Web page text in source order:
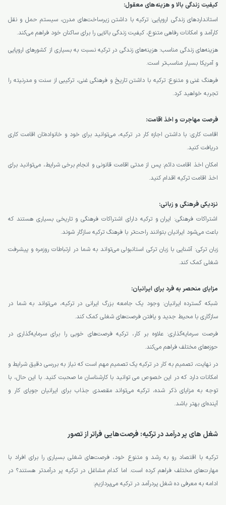
کیفیت زندگی بالا و هزینه‌های معقول:
استانداردهای زندگی اروپایی: ترکیه با داشتن زیرساخت‌های مدرن، سیستم حمل و نقل
کارآمد و امکانات رفاهی متنوع، کیفیت زندگی بالایی را برای ساکنان خود فراهم می‌کند.
هزینه‌های زندگی مناسب: هزینه‌های زندگی در ترکیه نسبت به بسیاری از کشورهای اروپایی
و آمریکا بسیار مناسب‌تر است.
فرهنگ غنی و متنوع: ترکیه با داشتن تاریخ و فرهنگی غنی، ترکیبی از سنت و مدرنیته را
تجربه خواهید کرد.
فرصت مهاجرت و اخذ اقامت:
اقامت کاری: با داشتن اجازه کار در ترکیه، می‌توانید برای خود و خانواده‌تان اقامت کاری
دریافت کنید.
امکان اخذ اقامت دائم: پس از مدتی اقامت قانونی و انجام برخی شرایط، می‌توانید برای
اخذ اقامت ترکیه اقدام کنید.
نزدیکی فرهنگی و زبانی:
اشتراکات فرهنگی: ایران و ترکیه دارای اشتراکات فرهنگی و تاریخی بسیاری هستند که
باعث می‌شود ایرانیان بتوانند راحت‌تر با فرهنگ ترکیه سازگار شوند.
زبان ترکی: آشنایی با زبان ترکی استانبولی می‌تواند به شما در ارتباطات روزمره و پیشرفت
شغلی کمک کند.
مزایای منحصر به فرد برای ایرانیان:
شبکه گسترده ایرانیان: وجود یک جامعه بزرگ ایرانی در ترکیه، می‌تواند به شما در
سازگاری با محیط جدید و یافتن فرصت‌های شغلی کمک کند.
فرصت سرمایه‌گذاری: علاوه بر کار، ترکیه فرصت‌های خوبی را برای سرمایه‌گذاری در
حوزه‌های مختلف فراهم می‌کند.
در نهایت، تصمیم به کار در ترکیه یک تصمیم مهم است که نیاز به بررسی دقیق شرایط و
امکانات دارد که در این خصوص می توانید با کارشناسان ما صحبت کنید. با این حال، با
توجه به مزایای ذکر شده، ترکیه می‌تواند مقصدی جذاب برای ایرانیان جویای کار و
آینده‌ای بهتر باشد.
شغل های پر درآمد در ترکیه: فرصت‌هایی فراتر از تصور
ترکیه با اقتصاد رو به رشد و متنوع خود، فرصت‌های شغلی بسیاری را برای افراد با
مهارت‌های مختلف فراهم کرده است. اما کدام مشاغل در ترکیه پر درآمدتر هستند؟ در
ادامه به معرفی ده شغل پردرآمد در ترکیه می‌پردازیم: